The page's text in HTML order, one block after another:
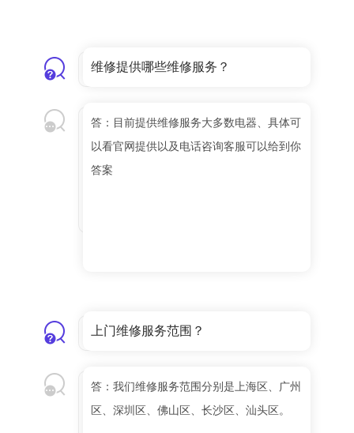
维修提供哪些维修服务？
答：目前提供维修服务大多数电器、具体可
以看官网提供以及电话咨询客服可以给到你
答案
上门维修服务范围？
答：我们维修服务范围分别是上海区、广州
区、深圳区、佛山区、长沙区、汕头区。